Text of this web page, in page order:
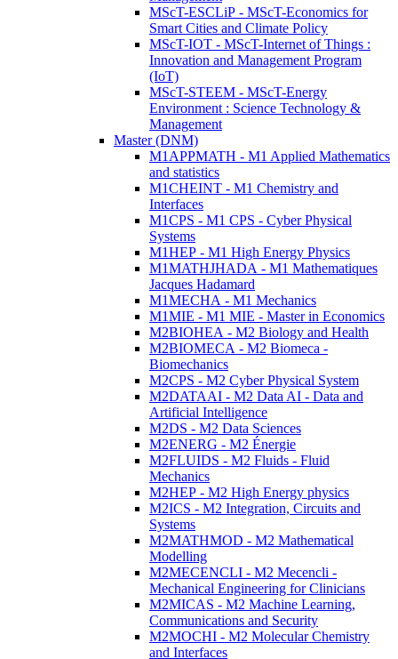
MScT-ESCLiP - MScT-Economics for
Smart Cities and Climate Policy
MScT-IOT - MScT-Internet of Things :
Innovation and Management Program
(IoT)
MScT-STEEM - MScT-Energy
Environment : Science Technology &
Management
Master (DNM)
M1APPMATH - M1 Applied Mathematics
and statistics
M1CHEINT - M1 Chemistry and
Interfaces
M1CPS - M1 CPS - Cyber Physical
Systems
M1HEP - M1 High Energy Physics
M1MATHJHADA - M1 Mathematiques
Jacques Hadamard
M1MECHA - M1 Mechanics
M1MIE - M1 MIE - Master in Economics
M2BIOHEA - M2 Biology and Health
M2BIOMECA - M2 Biomeca -
Biomechanics
M2CPS - M2 Cyber Physical System
M2DATAAI - M2 Data AI - Data and
Artificial Intelligence
M2DS - M2 Data Sciences
M2ENERG - M2 Énergie
M2FLUIDS - M2 Fluids - Fluid
Mechanics
M2HEP - M2 High Energy physics
M2ICS - M2 Integration, Circuits and
Systems
M2MATHMOD - M2 Mathematical
Modelling
M2MECENCLI - M2 Mecencli -
Mechanical Engineering for Clinicians
M2MICAS - M2 Machine Learning,
Communications and Security
M2MOCHI - M2 Molecular Chemistry
and Interfaces